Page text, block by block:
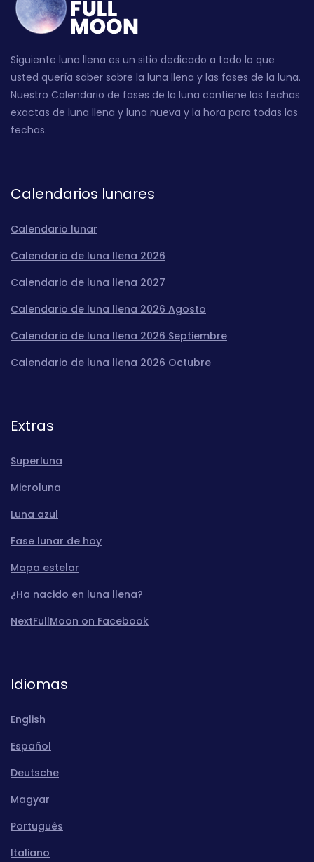
Siguiente luna llena es un sitio dedicado a todo lo que
usted quería saber sobre la luna llena y las fases de la luna.
Nuestro Calendario de fases de la luna contiene las fechas
exactas de luna llena y luna nueva y la hora para todas las
fechas.
Calendarios lunares
Calendario lunar
Calendario de luna llena 2026
Calendario de luna llena 2027
Calendario de luna llena 2026 Agosto
Calendario de luna llena 2026 Septiembre
Calendario de luna llena 2026 Octubre
Extras
Superluna
Microluna
Luna azul
Fase lunar de hoy
Mapa estelar
¿Ha nacido en luna llena?
NextFullMoon on Facebook
Idiomas
English
Español
Deutsche
Magyar
Português
Italiano